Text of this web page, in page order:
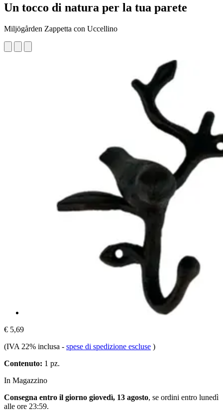
Un tocco di natura per la tua parete
Miljögården Zappetta con Uccellino
€ 5,69
(IVA 22% inclusa - spese di spedizione escluse )
Contenuto: 1 pz.
In Magazzino
Consegna entro il giorno giovedì, 13 agosto, se ordini entro lunedì
alle ore 23:59.